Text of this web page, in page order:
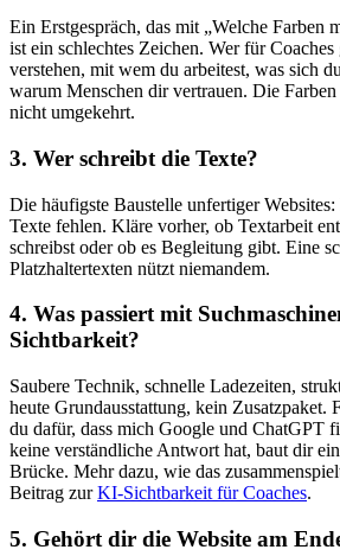
Ein Erstgespräch, das mit „Welche Farben
ist ein schlechtes Zeichen. Wer für Coaches
verstehen, mit wem du arbeitest, was sich
warum Menschen dir vertrauen. Die Farben
nicht umgekehrt.
3. Wer schreibt die Texte?
Die häufigste Baustelle unfertiger
Texte fehlen. Kläre vorher, ob Textarbeit
schreibst oder ob es Begleitung gibt. Eine
Platzhaltertexten nützt niemandem.
4. Was passiert mit
Sichtbarkeit?
Saubere Technik, schnelle Ladezeiten,
heute Grundausstattung, kein Zusatzpaket.
du dafür, dass mich Google und ChatGPT
keine verständliche Antwort hat, baut dir
Brücke. Mehr dazu, wie das
Beitrag zurKI-Sichtbarkeit für Coaches.
5. Gehört dir die Website am